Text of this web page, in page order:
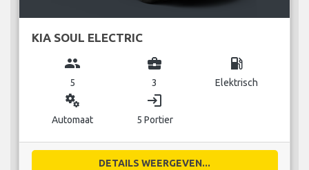
KIA SOUL ELECTRIC
group
5
business_center
3
local_gas_station
Elektrisch
miscellaneous_services
Automaat
login
5 Portier
DETAILS WEERGEVEN...